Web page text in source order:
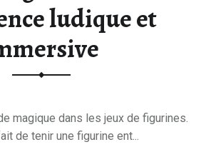
ludique et
magique dans les jeux de figurines.
de tenir une figurine ent...